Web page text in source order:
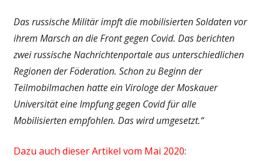
Das russische Militär impft die mobilisierten Soldaten vor
ihrem Marsch an die Front gegen Covid. Das berichten
zwei russische Nachrichtenportale aus unterschiedlichen
Regionen der Föderation. Schon zu Beginn der
Teilmobilmachen hatte ein Virologe der Moskauer
Universität eine Impfung gegen Covid für alle
Mobilisierten empfohlen. Das wird umgesetzt.“
Dazu auch dieser Artikel vom Mai 2020: